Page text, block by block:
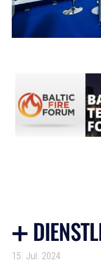
➕
15. Jul. 2024